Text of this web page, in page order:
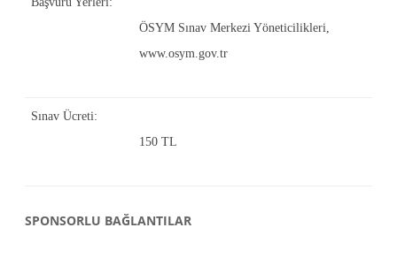
ÖSYM Sınav Merkezi Yöneticilikleri,
www.osym.gov.tr
Sınav Ücreti:
150 TL
SPONSORLU BAĞLANTILAR